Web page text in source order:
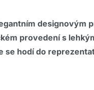
designovým
provedení s
hodí do